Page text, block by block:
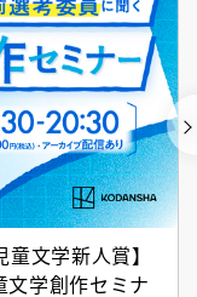
文学新人賞】
学創作セミナ